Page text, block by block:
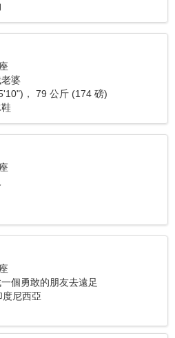
婆
， 79 公斤 (174 磅)
個勇敢的朋友去遠足
尼西亞